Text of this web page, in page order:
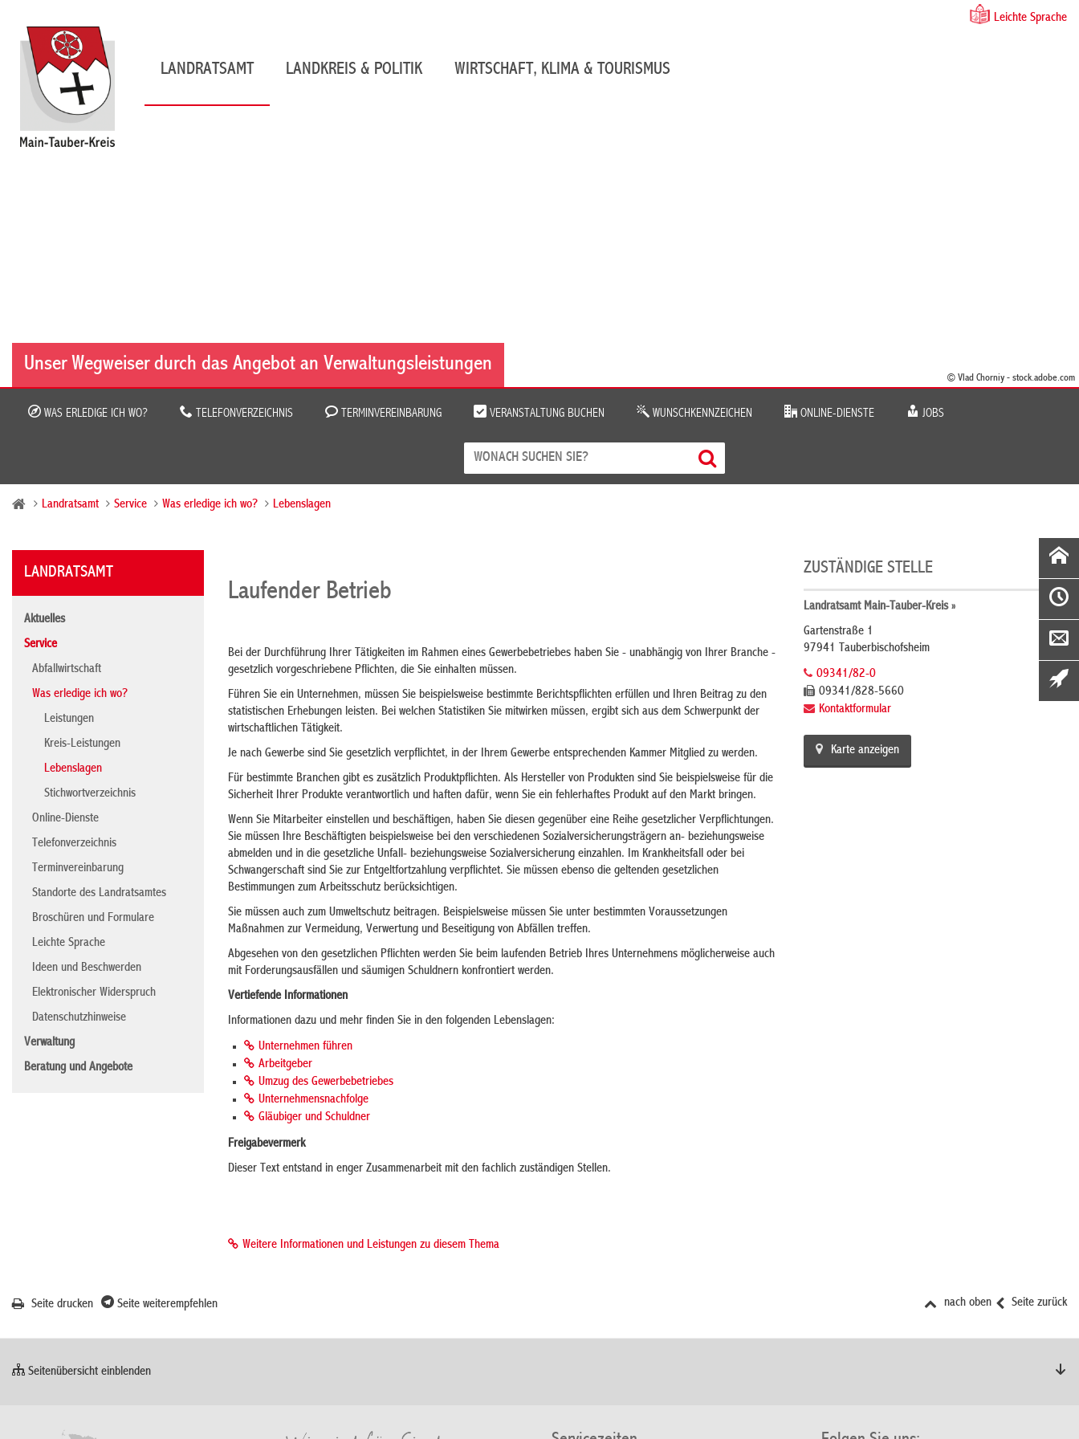
Leichte Sprache
LANDRATSAMT LANDKREIS & POLITIK WIRTSCHAFT, KLIMA & TOURISMUS
Unser Wegweiser durch das Angebot an Verwaltungsleistungen
© Vlad Chorniy - stock.adobe.com
WAS ERLEDIGE ICH WO? TELEFONVERZEICHNIS TERMINVEREINBARUNG VERANSTALTUNG BUCHEN WUNSCHKENNZEICHEN ONLINE-DIENSTE JOBS
Landratsamt Service Was erledige ich wo? Lebenslagen
LANDRATSAMT
Aktuelles
Service
Abfallwirtschaft
Was erledige ich wo?
Leistungen
Kreis-Leistungen
Lebenslagen
Stichwortverzeichnis
Online-Dienste
Telefonverzeichnis
Terminvereinbarung
Standorte des Landratsamtes
Broschüren und Formulare
Leichte Sprache
Ideen und Beschwerden
Elektronischer Widerspruch
Datenschutzhinweise
Verwaltung
Beratung und Angebote
Laufender Betrieb
Bei der Durchführung Ihrer Tätigkeiten im Rahmen eines Gewerbebetriebes haben Sie - unabhängig von Ihrer Branche -
gesetzlich vorgeschriebene Pflichten, die Sie einhalten müssen.
Führen Sie ein Unternehmen, müssen Sie beispielsweise bestimmte Berichtspflichten erfüllen und Ihren Beitrag zu den
statistischen Erhebungen leisten. Bei welchen Statistiken Sie mitwirken müssen, ergibt sich aus dem Schwerpunkt der
wirtschaftlichen Tätigkeit.
Je nach Gewerbe sind Sie gesetzlich verpflichtet, in der Ihrem Gewerbe entsprechenden Kammer Mitglied zu werden.
Für bestimmte Branchen gibt es zusätzlich Produktpflichten. Als Hersteller von Produkten sind Sie beispielsweise für die
Sicherheit Ihrer Produkte verantwortlich und haften dafür, wenn Sie ein fehlerhaftes Produkt auf den Markt bringen.
Wenn Sie Mitarbeiter einstellen und beschäftigen, haben Sie diesen gegenüber eine Reihe gesetzlicher Verpflichtungen.
Sie müssen Ihre Beschäftigten beispielsweise bei den verschiedenen Sozialversicherungsträgern an- beziehungsweise
abmelden und in die gesetzliche Unfall- beziehungsweise Sozialversicherung einzahlen. Im Krankheitsfall oder bei
Schwangerschaft sind Sie zur Entgeltfortzahlung verpflichtet. Sie müssen ebenso die geltenden gesetzlichen
Bestimmungen zum Arbeitsschutz berücksichtigen.
Sie müssen auch zum Umweltschutz beitragen. Beispielsweise müssen Sie unter bestimmten Voraussetzungen
Maßnahmen zur Vermeidung, Verwertung und Beseitigung von Abfällen treffen.
Abgesehen von den gesetzlichen Pflichten werden Sie beim laufenden Betrieb Ihres Unternehmens möglicherweise auch
mit Forderungsausfällen und säumigen Schuldnern konfrontiert werden.
Vertiefende Informationen
Informationen dazu und mehr finden Sie in den folgenden Lebenslagen:
Unternehmen führen
Arbeitgeber
Umzug des Gewerbebetriebes
Unternehmensnachfolge
Gläubiger und Schuldner
Freigabevermerk
Dieser Text entstand in enger Zusammenarbeit mit den fachlich zuständigen Stellen.
Weitere Informationen und Leistungen zu diesem Thema
ZUSTÄNDIGE STELLE
Landratsamt Main-Tauber-Kreis »
Gartenstraße 1
97941 Tauberbischofsheim
09341/82-0
09341/828-5660
Kontaktformular
Karte anzeigen
Seite zurück
nach oben
Seite drucken Seite weiterempfehlen
Seitenübersicht einblenden